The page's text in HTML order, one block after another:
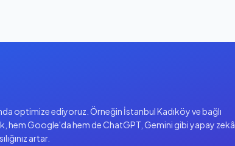
optimize ediyoruz. Örneğin İstanbul Kadıköy ve bağlı
Google'da hem de ChatGPT, Gemini gibi yapay zekâ
artar.